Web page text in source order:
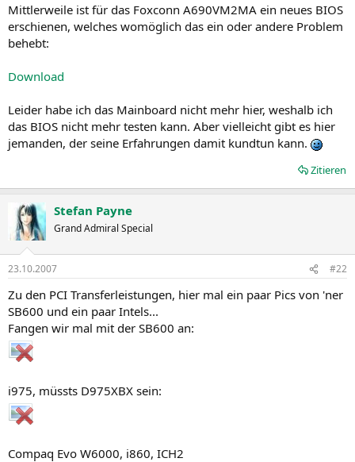
Mittlerweile ist für das Foxconn A690VM2MA ein neues BIOS
erschienen, welches womöglich das ein oder andere Problem
behebt:
Download
Leider habe ich das Mainboard nicht mehr hier, weshalb ich
das BIOS nicht mehr testen kann. Aber vielleicht gibt es hier
jemanden, der seine Erfahrungen damit kundtun kann.
Zitieren
Stefan Payne
Grand Admiral Special
23.10.2007 #22
Zu den PCI Transferleistungen, hier mal ein paar Pics von 'ner
SB600 und ein paar Intels...
Fangen wir mal mit der SB600 an:
i975, müssts D975XBX sein:
Compaq Evo W6000, i860, ICH2